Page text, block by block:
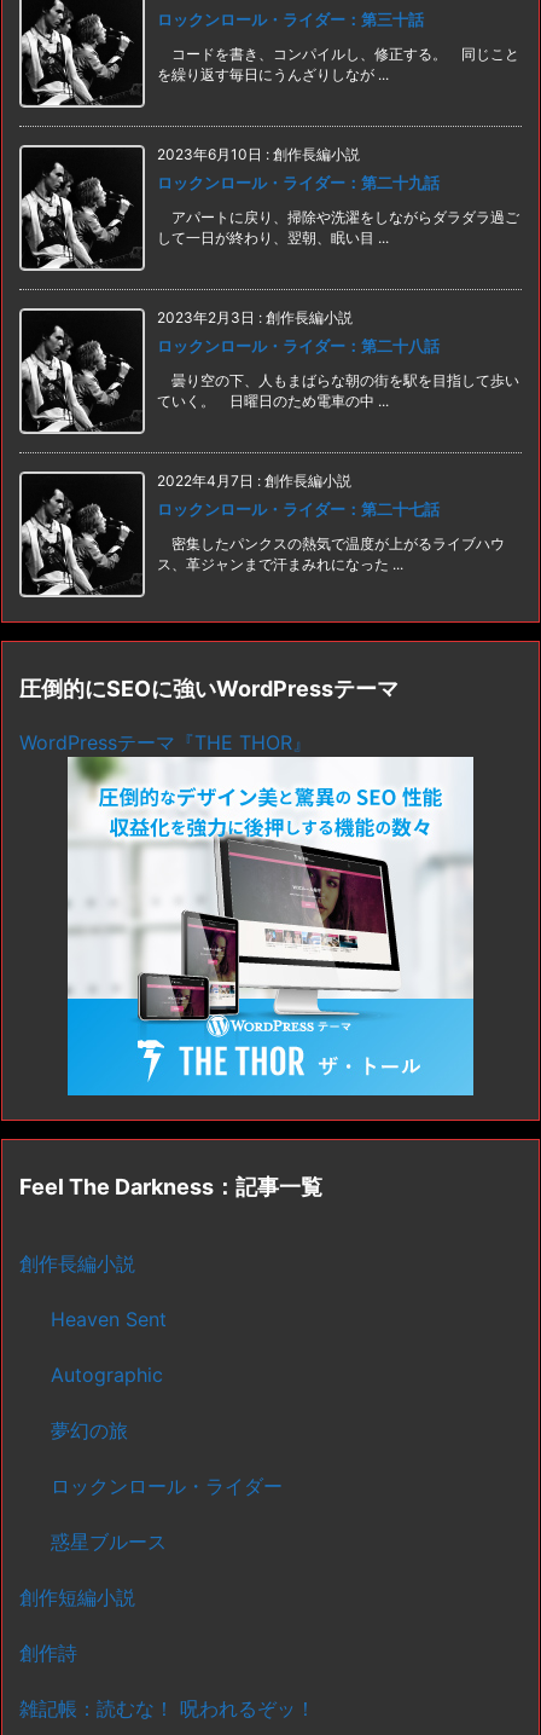
ロックンロール・ライダー：第三十話
コードを書き、コンパイルし、修正する。 同じこと
を繰り返す毎日にうんざりしなが ...
2023年6月10日 : 創作長編小説
ロックンロール・ライダー：第二十九話
アパートに戻り、掃除や洗濯をしながらダラダラ過ご
して一日が終わり、翌朝、眠い目 ...
2023年2月3日 : 創作長編小説
ロックンロール・ライダー：第二十八話
曇り空の下、人もまばらな朝の街を駅を目指して歩い
ていく。 日曜日のため電車の中 ...
2022年4月7日 : 創作長編小説
ロックンロール・ライダー：第二十七話
密集したパンクスの熱気で温度が上がるライブハウ
ス、革ジャンまで汗まみれになった ...
圧倒的にSEOに強いWordPressテーマ
WordPressテーマ『THE THOR』
Feel The Darkness：記事一覧
創作長編小説
Heaven Sent
Autographic
夢幻の旅
ロックンロール・ライダー
惑星ブルース
創作短編小説
創作詩
雑記帳：読むな！ 呪われるぞッ！